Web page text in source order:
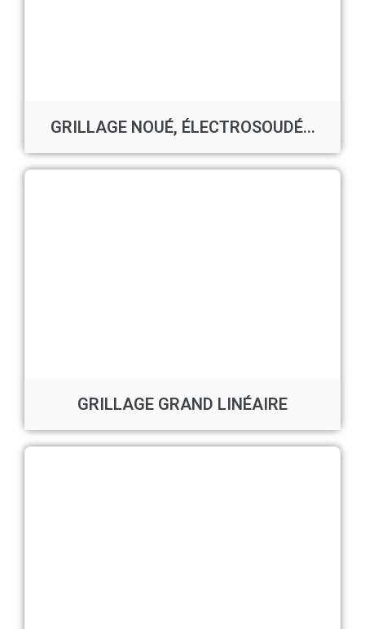
GRILLAGE NOUÉ, ÉLECTROSOUDÉ...
GRILLAGE GRAND LINÉAIRE